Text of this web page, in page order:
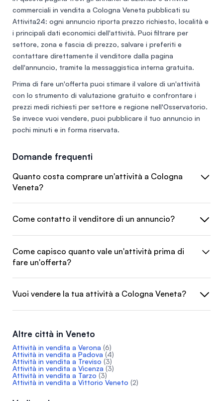
commerciali in vendita a Cologna Veneta pubblicati su
Attivita24: ogni annuncio riporta prezzo richiesto, località e
i principali dati economici dell'attività. Puoi filtrare per
settore, zona e fascia di prezzo, salvare i preferiti e
contattare direttamente il venditore dalla pagina
dell'annuncio, tramite la messaggistica interna gratuita.
Prima di fare un'offerta puoi stimare il valore di un'attività
con lo strumento di valutazione gratuito e confrontare i
prezzi medi richiesti per settore e regione nell'Osservatorio.
Se invece vuoi vendere, puoi pubblicare il tuo annuncio in
pochi minuti e in forma riservata.
Domande frequenti
Quanto costa comprare un'attività a Cologna
Veneta?
Come contatto il venditore di un annuncio?
Come capisco quanto vale un'attività prima di
fare un'offerta?
Vuoi vendere la tua attività a Cologna Veneta?
Altre città in Veneto
Attività in vendita a Verona (6)
Attività in vendita a Padova (4)
Attività in vendita a Treviso (3)
Attività in vendita a Vicenza (3)
Attività in vendita a Tarzo (3)
Attività in vendita a Vittorio Veneto (2)